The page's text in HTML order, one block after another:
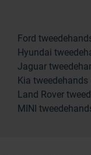
Ford
Hyundai
Jaguar
Kia tweedehands
Land Rover
MINI